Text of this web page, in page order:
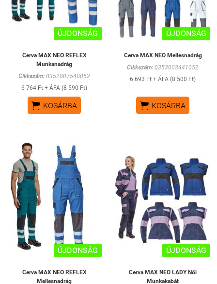
ÚJDONSÁG
Cerva MAX NEO REFLEX
Munkanadrág
Cikkszám: 0352007540052
6 764 Ft + ÁFA (8 590 Ft)
 KOSÁRBA
ÚJDONSÁG
Cerva MAX NEO Mellesnadrág
Cikkszám: 0353003441052
6 693 Ft + ÁFA (8 500 Ft)
 KOSÁRBA
ÚJDONSÁG
Cerva MAX NEO REFLEX
Mellesnadrág
ÚJDONSÁG
Cerva MAX NEO LADY Női
Munkakabát